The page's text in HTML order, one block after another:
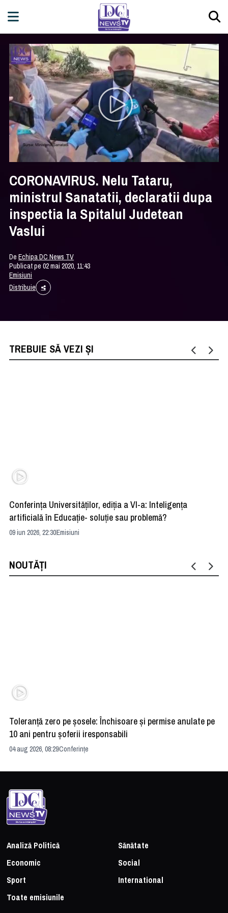
CORONAVIRUS. Nelu Tataru,
ministrul Sanatatii, declaratii dupa
inspectia la Spitalul Judetean
Vaslui
DeEchipa DC News TV
Publicat pe 02 mai 2020, 11:43
Emisiuni
Distribuie
TREBUIE SĂ VEZI ȘI
Conferința Universităților, ediția a VI-a: Inteligența
artificială în Educație- soluție sau problemă?
09 iun 2026, 22:30Emisiuni
NOUTĂȚI
Toleranță zero pe șosele: Închisoare și permise anulate pe
10 ani pentru șoferii iresponsabili
04 aug 2026, 08:29Conferințe
Analiză Politică
Sănătate
Economic
Social
Sport
International
Toate emisiunile